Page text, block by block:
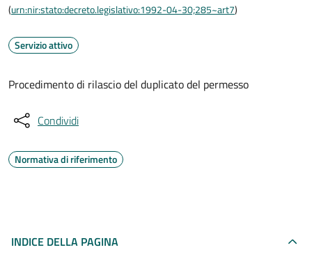
(urn:nir:stato:decreto.legislativo:1992-04-30;285~art7)
Servizio attivo
Procedimento di rilascio del duplicato del permesso
Condividi
Normativa di riferimento
INDICE DELLA PAGINA